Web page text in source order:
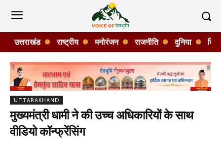
उत्तराखंड राष्ट्रीय मनोरंजन राजनीति दुनिया
UTTARAKHAND
मुख्यमंत्री धामी ने की उच्च अधिकारियों के साथ
वीडियो कॉन्फ्रेंसिंग